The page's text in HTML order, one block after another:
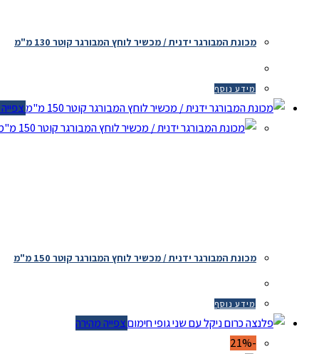
מכונת המבורגר ידנית / מכשיר לוחץ המבורגר קוטר 130 מ"מ
מידע נוסף
צפייה
מכונת המבורגר ידנית / מכשיר לוחץ המבורגר קוטר 150 מ"מ
מידע נוסף
צפייה מהירה